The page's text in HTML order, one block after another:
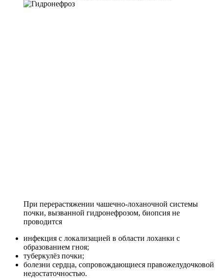
При перерастяжении чашечно-лоханочной системы
почки, вызванной гидронефрозом, биопсия не
проводится
инфекция с локализацией в области лоханки с
образованием гноя;
туберкулёз почки;
болезни сердца, сопровождающиеся правожелудочковой
недостаточностью.